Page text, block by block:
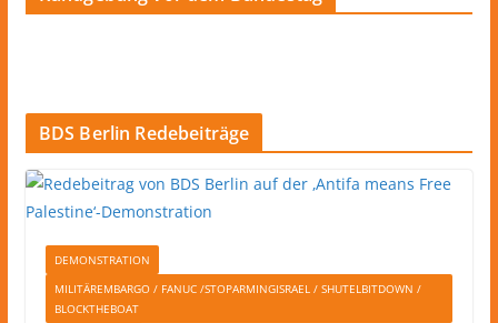
BDS Berlin Redebeiträge
DEMONSTRATION
MILITÄREMBARGO / FANUC /STOPARMINGISRAEL / SHUTELBITDOWN /
BLOCKTHEBOAT